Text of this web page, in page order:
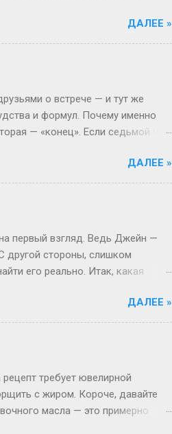
очередь, выросло из субкультуры
действиями в лесу, то теперь
не просто играть, а активно
не делать» (с точки зрения
ДАЛЕЕ »
о встрече — и тут же
и формул. Почему именно
— «конец». Если седьмой час
Но жизнь — не математика.
— это фильм: титры (6:00) уже
растут Знакомо: договорились
пальцем в часы: «Я же не
седьмого!» Вася имеет в виду
ДАЛЕЕ »
первый взгляд. Ведь Джейн —
другой стороны, слишком
его реально. Итак, какая
из американского сериала.
к фамилиям вроде Миллер
— это вообще золотое правило.
Тейлор (портниха) или
работы. Это добавляет
ДАЛЕЕ »
требует ювелирной
с жиром. Короче, давайте
масла — это примерно